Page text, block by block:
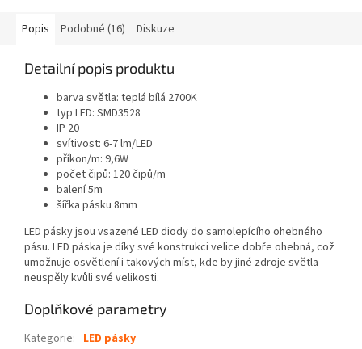
Popis Podobné (16) Diskuze
Detailní popis produktu
barva světla: teplá bílá 2700K
typ LED: SMD3528
IP 20
svítivost: 6-7 lm/LED
příkon/m: 9,6W
počet čipů: 120 čipů/m
balení 5m
šířka pásku 8mm
LED pásky jsou vsazené LED diody do samolepícího ohebného
pásu. LED páska je díky své konstrukci velice dobře ohebná, což
umožnuje osvětlení i takových míst, kde by jiné zdroje světla
neuspěly kvůli své velikosti.
Doplňkové parametry
Kategorie: LED pásky